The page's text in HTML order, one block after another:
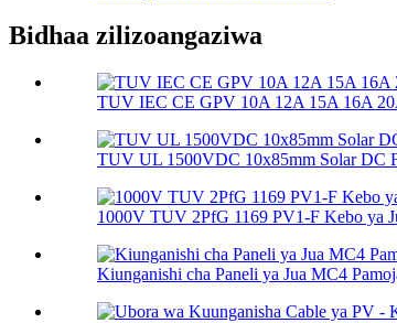
Bidhaa zilizoangaziwa
TUV IEC CE GPV 10A 12A 15A 16A
TUV UL 1500VDC 10x85mm Solar DC
1000V TUV 2PfG 1169 PV1-F Kebo ya
Kiunganishi cha Paneli ya Jua MC4